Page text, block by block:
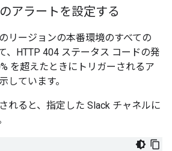
アラートを設定する
リージョンの本番環境のすべての
、HTTP 404 ステータス コードの発
を超えたときにトリガーされるア
しています。
れると、指定した Slack チャネルに